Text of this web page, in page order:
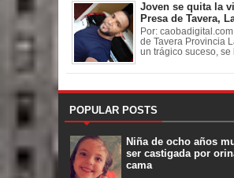
Joven se quita la
Presa de Tavera,
Por:
de Tavera Provincia
un trágico suceso, se
POPULAR POSTS
Niña de ocho años
ser castigada por
cama